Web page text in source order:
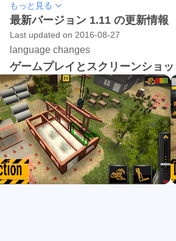
- 建設の様々なを構築
- 古い建物、フェンスと多くの建物を
- レンタルから利益するためにプロッ
し、購入
- 20以上の機能強化マシンを発見
- 異なる気象条件での作業
- 市長が融資都市プロジェクトを実行
に
もっと見る
最新バージョン 1.11 の更新情報
Last updated on 2016-08-27
language changes
ゲームプレイとスクリーンショッ